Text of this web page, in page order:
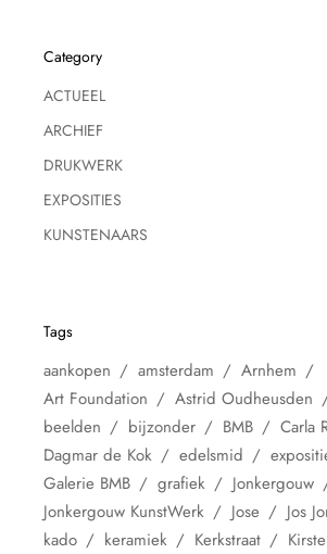
Category
ACTUEEL
ARCHIEF
DRUKWERK
EXPOSITIES
KUNSTENAARS
Tags
aankopen amsterdam
Arnhem
Art Foundation
Astrid Oudheusden
beelden
bijzonder BMB
Carla
Dagmar de Kok
edelsmid
Galerie BMB
grafiek
Jonkergouw
Jonkergouw KunstWerk
Jose
Jos
kado
keramiek Kerkstraat